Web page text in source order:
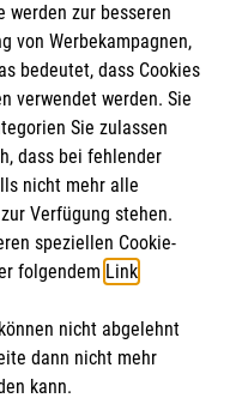
88
werden zur besseren
von Werbekampagnen,
bedeutet, dass Cookies
verwendet werden. Sie
Sie zulassen
dass bei fehlender
nicht mehr alle
Verfügung stehen.
speziellen Cookie-
folgendem Link.
nicht abgelehnt
dann nicht mehr
kann.